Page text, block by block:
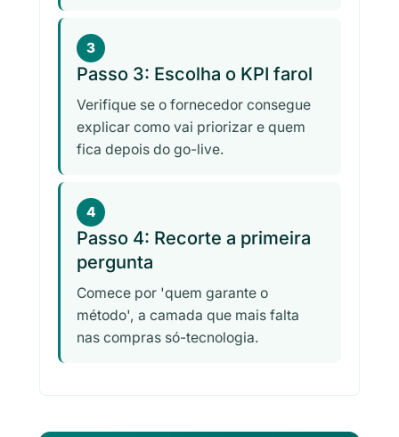
3
Passo 3: Escolha o KPI farol
Verifique se o fornecedor consegue
explicar como vai priorizar e quem
fica depois do go-live.
4
Passo 4: Recorte a primeira
pergunta
Comece por 'quem garante o
método', a camada que mais falta
nas compras só-tecnologia.